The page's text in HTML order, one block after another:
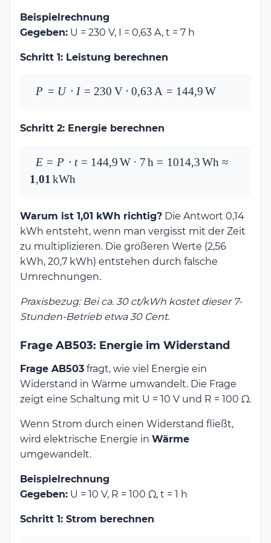
Beispielrechnung
Gegeben: U = 230 V, I = 0,63 A, t = 7 h
Schritt 1: Leistung berechnen
P = U \cdot I =
0{,}63\,\text{A}
144{,}9\,\text{W}
P = U ⋅ I = 230 V ⋅ 0,63 A = 144,9 W
Schritt 2: Energie berechnen
E = P \cdot t =
144{,}9\,\text{W} \cdot
\mathbf{1{,}01\,\text{kWh}}
E = P ⋅ t = 144,9W ⋅ 7h = 1014,3Wh ≈
1,01 kWh
Warum ist 1,01 kWh richtig? Die Antwort 0,14
kWh entsteht, wenn man vergisst mit der Zeit
zu multiplizieren. Die größeren Werte (2,56
kWh, 20,7 kWh) entstehen durch falsche
Umrechnungen.
Praxisbezug: Bei ca. 30 ct/kWh kostet dieser 7-
Stunden-Betrieb etwa 30 Cent.
Frage AB503: Energie im Widerstand
Frage AB503 fragt, wie viel Energie ein
Widerstand in Wärme umwandelt. Die Frage
zeigt eine Schaltung mit U = 10 V und R = 100 Ω.
Wenn Strom durch einen Widerstand fließt,
wird elektrische Energie in Wärme
umgewandelt.
Beispielrechnung
Gegeben: U = 10 V, R = 100 Ω, t = 1 h
Schritt 1: Strom berechnen